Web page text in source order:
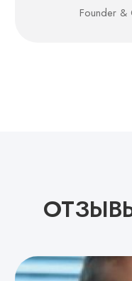
Founder &